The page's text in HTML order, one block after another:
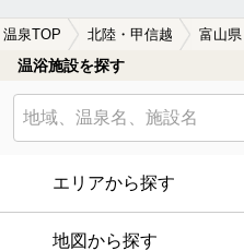
温泉TOP 北陸・甲信越 富山県
温浴施設を探す
エリアから探す
地図から探す